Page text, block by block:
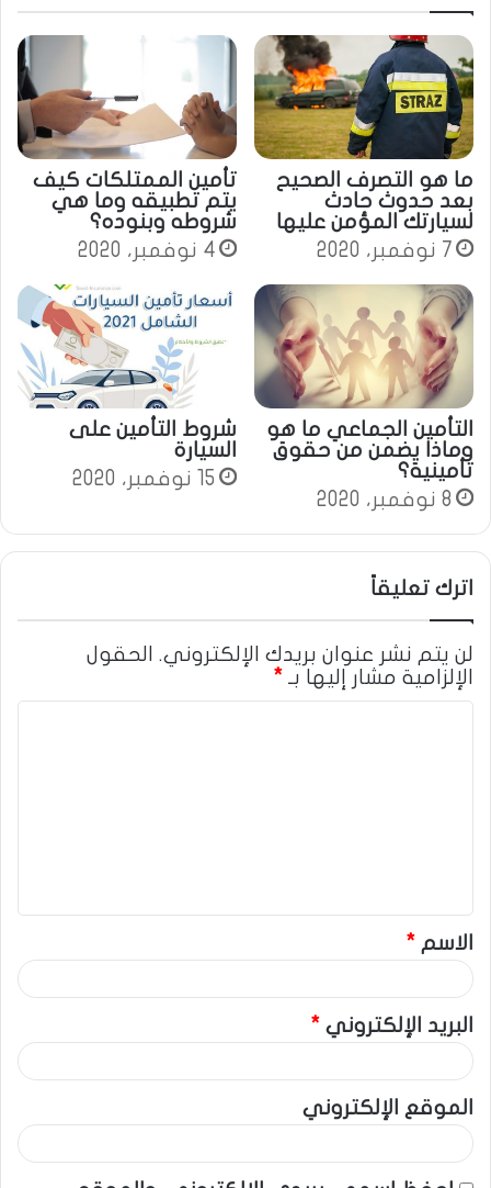
و
ب
ما هو التصرف الصحيح
بعد حدوث حادث
لسيارتك المؤمن عليها
7 نوفمبر، 2020
تأمين الممتلكات كيف
يتم تطبيقه وما هي
شروطه وبنوده؟
4 نوفمبر، 2020
التأمين الجماعي ما هو
وماذا يضمن من حقوق
تأمينية؟
8 نوفمبر، 2020
شروط التأمين على
السيارة
15 نوفمبر، 2020
اترك تعليقاً
لن يتم نشر عنوان بريدك الإلكتروني. الحقول
الإلزامية مشار إليها بـ *
ق
*الاسم *
البريد الإلكتروني *
الموقع الإلكتروني